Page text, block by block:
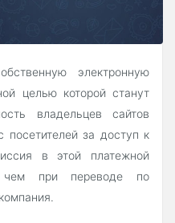
электронную
целью которой станут
владельцев сайтов
за доступ к
в этой платежной
при переводе по